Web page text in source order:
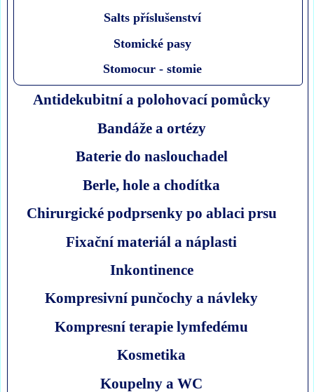
Salts příslušenství
Stomické pasy
Stomocur - stomie
Antidekubitní a polohovací pomůcky
Bandáže a ortézy
Baterie do naslouchadel
Berle, hole a chodítka
Chirurgické podprsenky po ablaci prsu
Fixační materiál a náplasti
Inkontinence
Kompresivní punčochy a návleky
Kompresní terapie lymfedému
Kosmetika
Koupelny a WC